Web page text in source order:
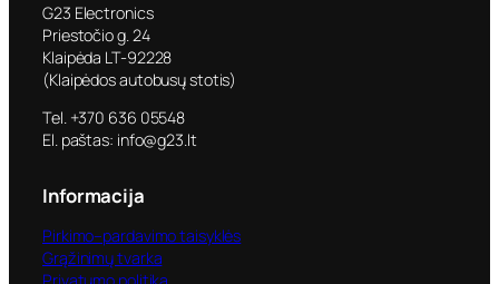
G23 Electronics
Priestočio g. 24
Klaipėda LT-92228
(Klaipėdos autobusų stotis)
Tel. +370 636 05548
El. paštas: info@g23.lt
Informacija
Pirkimo–pardavimo taisyklės
Grąžinimų tvarka